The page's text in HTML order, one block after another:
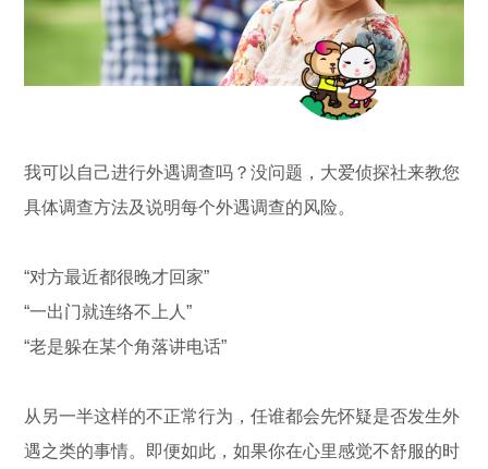
我可以自己进行外遇调查吗？没问题，大爱侦探社来教您
具体调查方法及说明每个外遇调查的风险。
“对方最近都很晚才回家”
“一出门就连络不上人”
“老是躲在某个角落讲电话”
从另一半这样的不正常行为，任谁都会先怀疑是否发生外
遇之类的事情。即便如此，如果你在心里感觉不舒服的时